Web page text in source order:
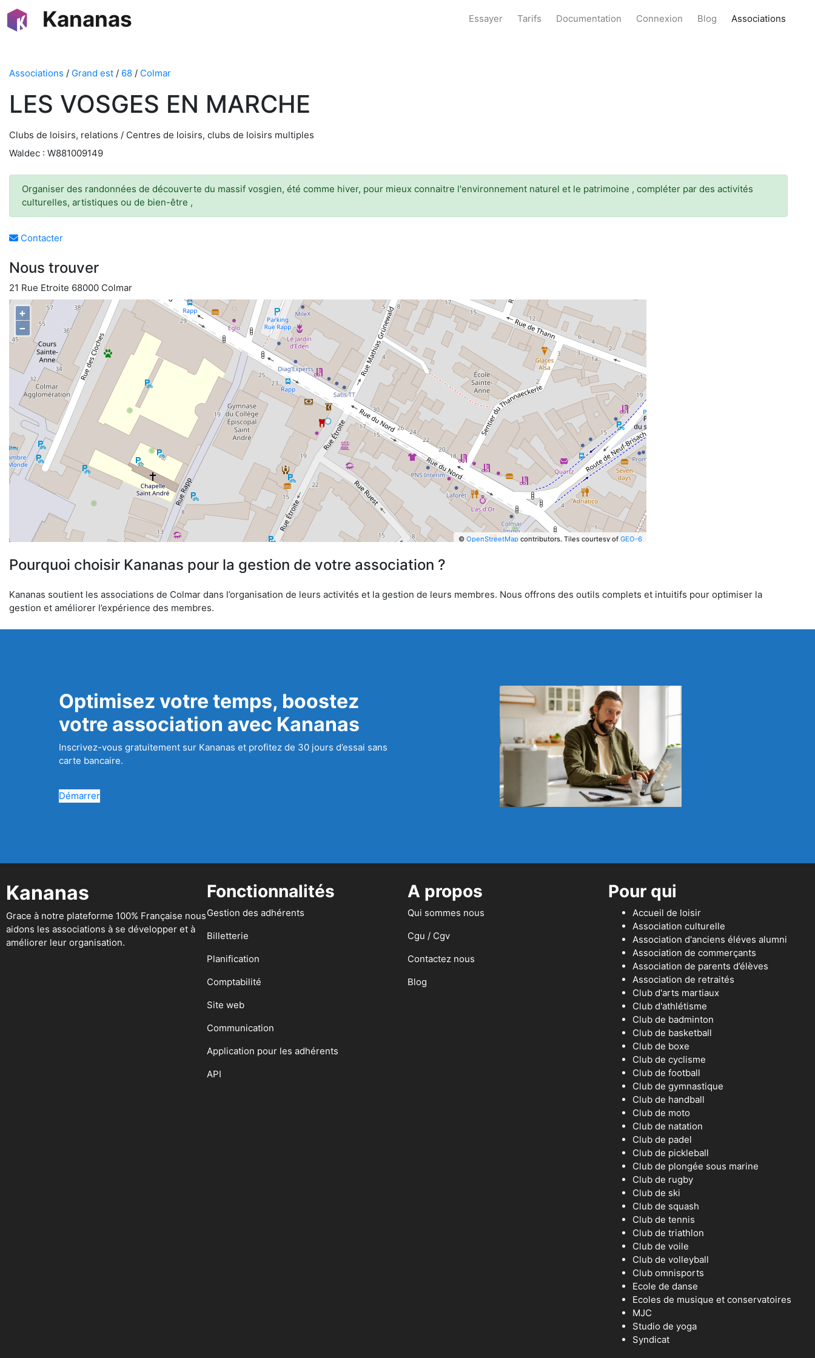
Kananas Essayer Tarifs Documentation Connexion Blog Associations
Associations / Grand est / 68 / Colmar
LES VOSGES EN MARCHE
Clubs de loisirs, relations / Centres de loisirs, clubs de loisirs multiples
Waldec : W881009149
Organiser des randonnées de découverte du massif vosgien, été comme hiver, pour mieux connaitre l'environnement naturel et le patrimoine , compléter par des activités
culturelles, artistiques ou de bien-être ,
Contacter
Nous trouver
21 Rue Etroite 68000 Colmar
+
−
© OpenStreetMapcontributors. Tiles courtesy of GEO-6
Pourquoi choisir Kananas pour la gestion de votre association ?
Kananas soutient les associations de Colmar dans l’organisation de leurs activités et la gestion de leurs membres. Nous offrons des outils complets et intuitifs pour optimiser la
gestion et améliorer l’expérience des membres.
Optimisez votre temps, boostez
votre association avec Kananas
Inscrivez-vous gratuitement sur Kananas et profitez de 30 jours d’essai sans
carte bancaire.
Démarrer
Kananas
Grace à notre plateforme 100% Française nous
aidons les associations à se développer et à
améliorer leur organisation.
Fonctionnalités
Gestion des adhérents
Billetterie
Planification
Comptabilité
Site web
Communication
Application pour les adhérents
API
A propos
Qui sommes nous
Cgu / Cgv
Contactez nous
Blog
Pour qui
Accueil de loisir
Association culturelle
Association d'anciens éléves alumni
Association de commerçants
Association de parents d’élèves
Association de retraités
Club d'arts martiaux
Club d'athlétisme
Club de badminton
Club de basketball
Club de boxe
Club de cyclisme
Club de football
Club de gymnastique
Club de handball
Club de moto
Club de natation
Club de padel
Club de pickleball
Club de plongée sous marine
Club de rugby
Club de ski
Club de squash
Club de tennis
Club de triathlon
Club de voile
Club de volleyball
Club omnisports
Ecole de danse
Ecoles de musique et conservatoires
MJC
Studio de yoga
Syndicat